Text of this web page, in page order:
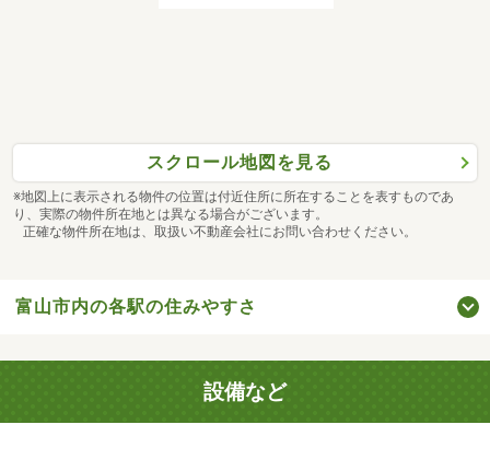
スクロール地図を見る
※地図上に表示される物件の位置は付近住所に所在することを表すものであ
り、実際の物件所在地とは異なる場合がございます。
正確な物件所在地は、取扱い不動産会社にお問い合わせください。
富山市内の各駅の住みやすさ
設備など